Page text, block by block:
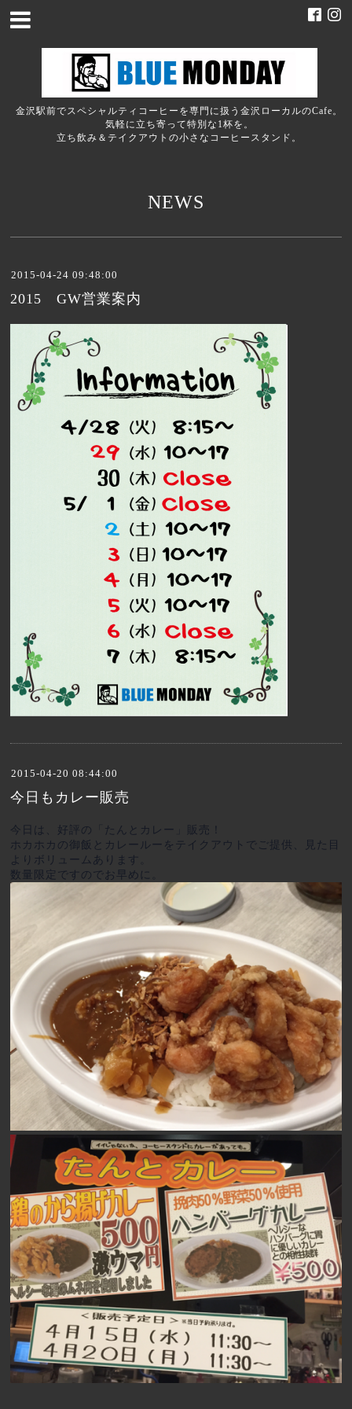
金沢駅前でスペシャルティコーヒーを専門に扱う金沢ローカルのCafe。
気軽に立ち寄って特別な1杯を。
立ち飲み＆テイクアウトの小さなコーヒースタンド。
NEWS
2015-04-24 09:48:00
2015 GW営業案内
2015-04-20 08:44:00
今日もカレー販売
今日は、好評の「たんとカレー」販売！
ホカホカの御飯とカレールーをテイクアウトでご提供、見た目
よりボリュームあります。
数量限定ですのでお早めに。